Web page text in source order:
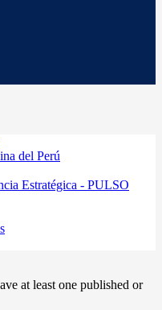
del Perú
Estratégica - PULSO
at least one published or